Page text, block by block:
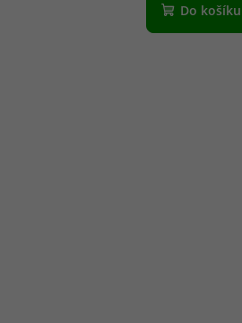
Do košíku